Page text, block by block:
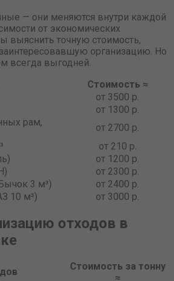
— они меняются внутри каждой
от экономических
выяснить точную стоимость,
организацию. Но
всегда выгодней.
Стоимость ≈
от 3500 р.
от 1300 р.
рам,
от 2700 р.
от 210 р.
от 1200 р.
от 2300 р.
3 м³)
от 2400 р.
10 м³)
от 3000 р.
отходов в
Стоимость за тонну
≈